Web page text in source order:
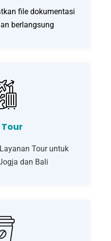
file dokumentasi
berlangsung
Tour untuk
dan Bali